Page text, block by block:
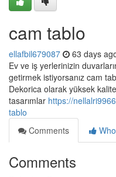
cam tablo
ellafbil679087 63 days
Ev ve iş yerlerinizin
getirmek istiyorsanız cam
Dekorica olarak yüksek
tasarımlar https://
tablo
Comments
Comments